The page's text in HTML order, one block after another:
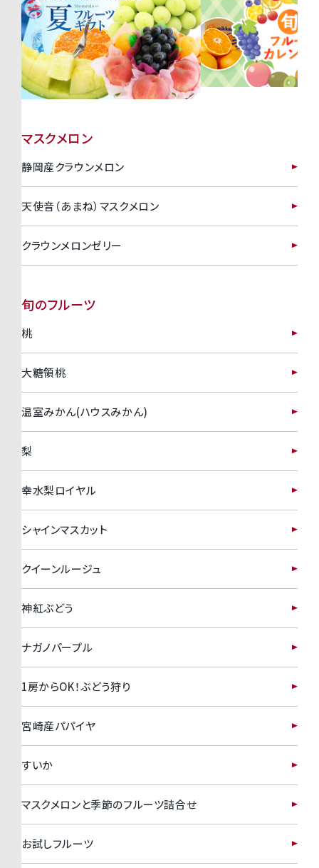
マスクメロン
静岡産クラウンメロン
天使音（あまね）マスクメロン
クラウンメロンゼリー
旬のフルーツ
桃
大糖領桃
温室みかん(ハウスみかん)
梨
幸水梨ロイヤル
シャインマスカット
クイーンルージュ
神紅ぶどう
ナガノパープル
1房からOK！ぶどう狩り
宮崎産パパイヤ
すいか
マスクメロンと季節のフルーツ詰合せ
お試しフルーツ